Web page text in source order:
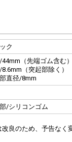
ク
（先端ゴム含む）
（突起部除く）
直径/8mm
/シリコンゴム
良のため、予告なく